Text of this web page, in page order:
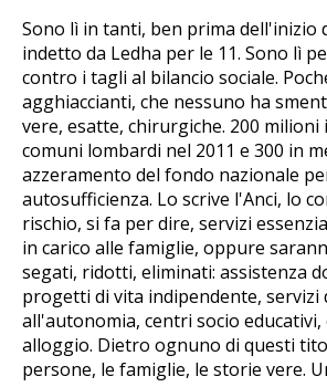
Sono lì in tanti, ben prima dell'inizio
indetto da Ledha per le 11. Sono lì
contro i tagli al bilancio sociale.
agghiaccianti, che nessuno ha
vere, esatte, chirurgiche. 200 milioni
comuni lombardi nel 2011 e 300 in
azzeramento del fondo nazionale
autosufficienza. Lo scrive l'Anci, lo
rischio, si fa per dire, servizi
in carico alle famiglie, oppure
segati, ridotti, eliminati: assistenza
progetti di vita indipendente, servizi
all'autonomia, centri socio educativi,
alloggio. Dietro ognuno di questi
persone, le famiglie, le storie vere.